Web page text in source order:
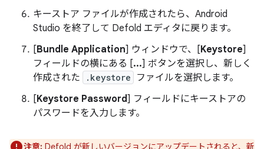
キーストア ファイルが作成されたら、Android
Studio を終了して Defold エディタに戻ります。
[Bundle Application] ウィンドウで、[Keystore]
フィールドの横にある [...] ボタンを選択し、新しく
作成された
.keystore
ファイルを選択します。
[Keystore Password] フィールドにキーストアの
パスワードを入力します。
注意: Defold が新しいバージョンにアップデートされると、新